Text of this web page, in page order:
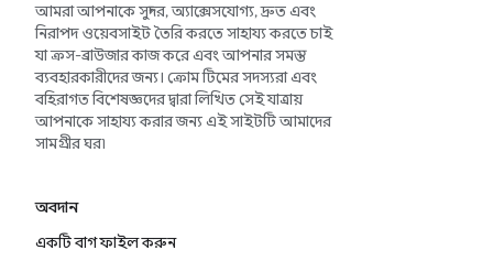
আমরা আপনাকে সুন্দর, অ্যাক্সেসযোগ্য, দ্রুত এবং
নিরাপদ ওয়েবসাইট তৈরি করতে সাহায্য করতে চাই
যা ক্রস-ব্রাউজার কাজ করে এবং আপনার সমস্ত
ব্যবহারকারীদের জন্য। ক্রোম টিমের সদস্যরা এবং
বহিরাগত বিশেষজ্ঞদের দ্বারা লিখিত সেই যাত্রায়
আপনাকে সাহায্য করার জন্য এই সাইটটি আমাদের
সামগ্রীর ঘর৷
অবদান
একটি বাগ ফাইল করুন